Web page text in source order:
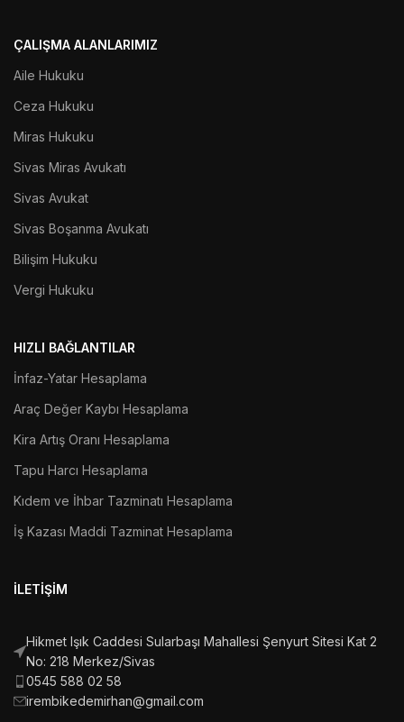
ÇALIŞMA ALANLARIMIZ
Aile Hukuku
Ceza Hukuku
Miras Hukuku
Sivas Miras Avukatı
Sivas Avukat
Sivas Boşanma Avukatı
Bilişim Hukuku
Vergi Hukuku
HIZLI BAĞLANTILAR
İnfaz-Yatar Hesaplama
Araç Değer Kaybı Hesaplama
Kira Artış Oranı Hesaplama
Tapu Harcı Hesaplama
Kıdem ve İhbar Tazminatı Hesaplama
İş Kazası Maddi Tazminat Hesaplama
İLETIŞIM
Hikmet Işık Caddesi Sularbaşı Mahallesi Şenyurt Sitesi Kat 2
No: 218 Merkez/Sivas
0545 588 02 58
irembikedemirhan@gmail.com